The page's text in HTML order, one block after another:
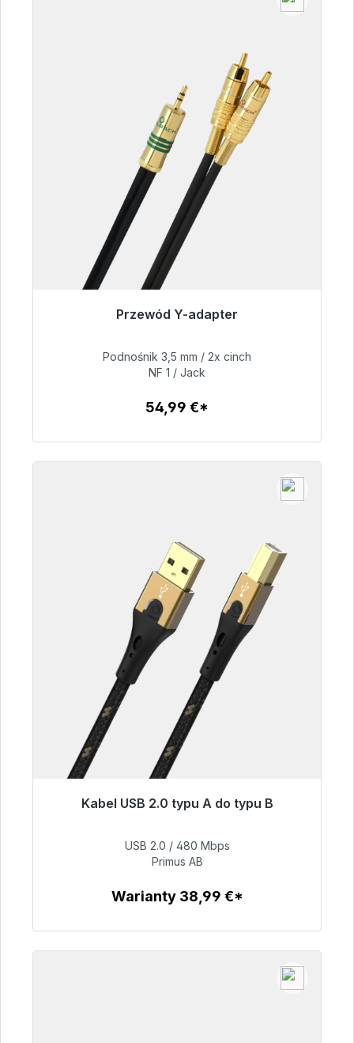
Przewód Y-adapter
Gotowy do natychmiastowej wysyłki, czas
54,99 €
Podnośnik 3,5 mm / 2x cinch
NF 1 / Jack
54,99 €*
Kabel USB 2.0 typu A do typu B
Gotowy do natychmiastowej wysyłki, czas
76,99 €
USB 2.0 / 480 Mbps
Primus AB
Warianty 38,99 €*